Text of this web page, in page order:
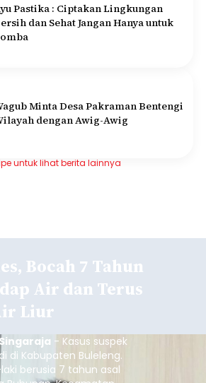
Pastika : Ciptakan Lingkungan
dan Sehat Jangan Hanya untuk
Minta Desa Pakraman Bentengi
dengan Awig-Awig
untuk lihat berita lainnya
Bocah 7 Tahun
Air dan Terus
Liur
- Kasus suspek
di Kabupaten Buleleng.
berusia 7 tahun asal